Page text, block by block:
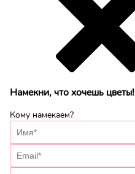
Намекни, что хочешь цветы!
Кому намекаем?